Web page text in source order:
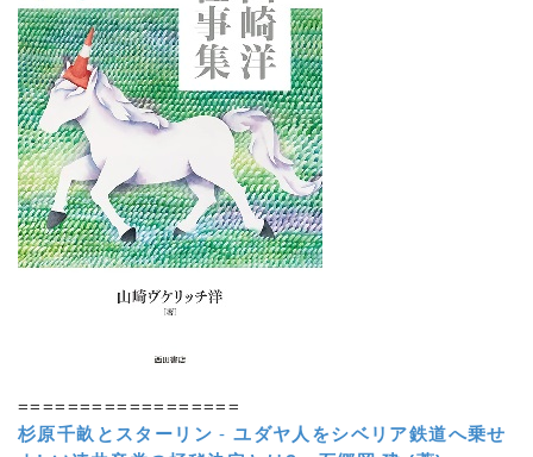
==================
杉原千畝とスターリン -ユダヤ人をシベリア鉄道へ乗せ